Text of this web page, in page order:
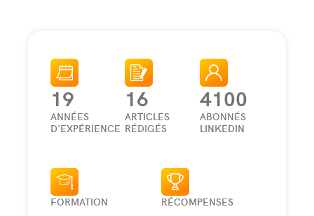
19
ANNÉES
D'EXPÉRIENCE
16
ARTICLES
RÉDIGÉS
4100
ABONNÉS
LINKEDIN
FORMATION RÉCOMPENSES